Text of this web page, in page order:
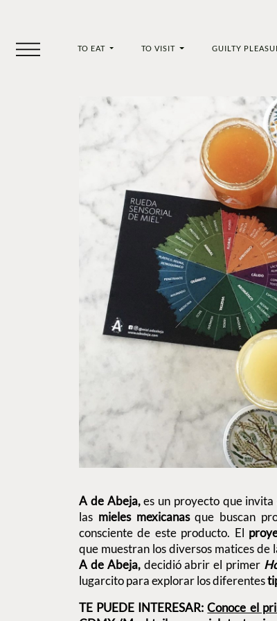
TO EAT TO VISIT GUILTY
A de Abeja,es un proyecto que
las mieles mexicanasque buscan
consciente de este producto. El
que muestran los diversos matices de
A de Abeja,decidió abrir el primer
lugarcito para explorar los diferentes
Conoce el